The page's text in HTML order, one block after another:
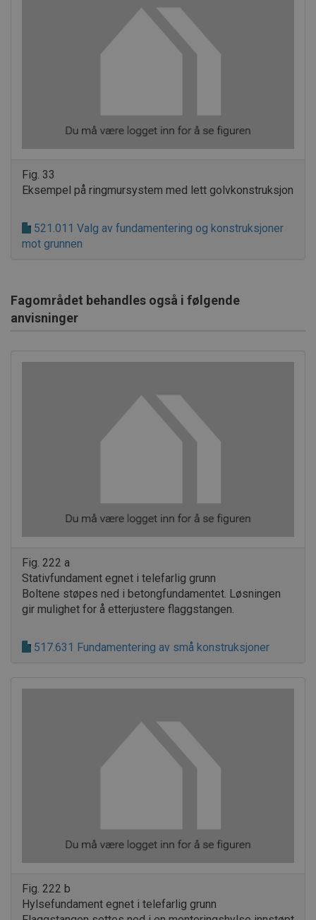
Fig. 33
Eksempel på ringmursystem med lett golvkonstruksjon
521.011 Valg av fundamentering og konstruksjoner
mot grunnen
Fagområdet behandles også i følgende
anvisninger
Fig. 222 a
Stativfundament egnet i telefarlig grunn
Boltene støpes ned i betongfundamentet. Løsningen
gir mulighet for å etterjustere flaggstangen.
517.631 Fundamentering av små konstruksjoner
Fig. 222 b
Hylsefundament egnet i telefarlig grunn